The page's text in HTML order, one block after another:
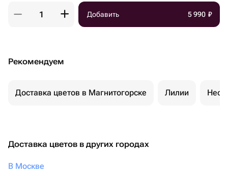
Добавить 5 990 ₽
Рекомендуем
Доставка цветов в Магнитогорске Лилии
Доставка цветов в других городах
В Москве